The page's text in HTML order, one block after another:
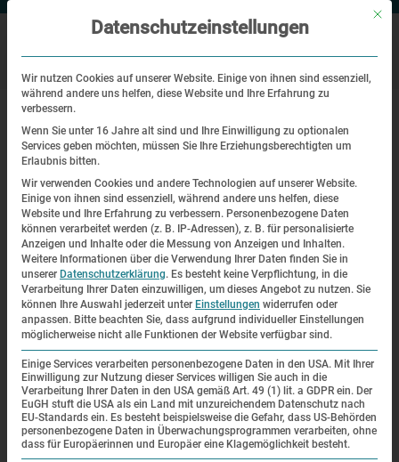
Startseite |
Häftlinge im Porträt: Johann
Brandner
Johann Brandner
Sie sehen gerade einen
Platzhalterinhalt vonVimeo. Um auf
den eigentlichen Inhalt zuzugreifen,
klicken Sie auf die Schaltfläche unten.
Bitte beachten Sie, dass dabei Daten
Mit
Datenschutzeinstellungen
Wir nutzen Cookies auf unserer Website. Einige von ihnen sind essenziell,
während andere uns helfen, diese Website und Ihre Erfahrung zu
verbessern.
Wenn Sie unter 16 Jahre alt sind und Ihre Einwilligung zu optionalen
Services geben möchten, müssen Sie Ihre Erziehungsberechtigten um
Erlaubnis bitten.
Wir verwenden Cookies und andere Technologien auf unserer Website.
Einige von ihnen sind essenziell, während andere uns helfen, diese
Website und Ihre Erfahrung zu verbessern. Personenbezogene Daten
können verarbeitet werden (z. B. IP-Adressen), z. B. für personalisierte
Anzeigen und Inhalte oder die Messung von Anzeigen und Inhalten.
Weitere Informationen über die Verwendung Ihrer Daten finden Sie in
unserer Datenschutzerklärung. Es besteht keine Verpflichtung, in die
Verarbeitung Ihrer Daten einzuwilligen, um dieses Angebot zu nutzen. Sie
können Ihre Auswahl jederzeit unter Einstellungen widerrufen oder
anpassen. Bitte beachten Sie, dass aufgrund individueller Einstellungen
möglicherweise nicht alle Funktionen der Website verfügbar sind.
Einige Services verarbeiten personenbezogene Daten in den USA. Mit Ihrer
Einwilligung zur Nutzung dieser Services willigen Sie auch in die
Verarbeitung Ihrer Daten in den USA gemäß Art. 49 (1) lit. a GDPR ein. Der
EuGH stuft die USA als ein Land mit unzureichendem Datenschutz nach
EU-Standards ein. Es besteht beispielsweise die Gefahr, dass US-Behörden
personenbezogene Daten in Überwachungsprogrammen verarbeiten, ohne
dass für Europäerinnen und Europäer eine Klagemöglichkeit besteht.